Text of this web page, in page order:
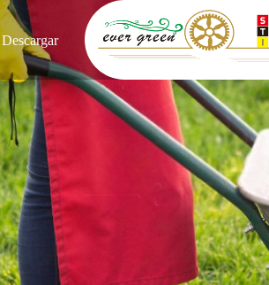
Descargar